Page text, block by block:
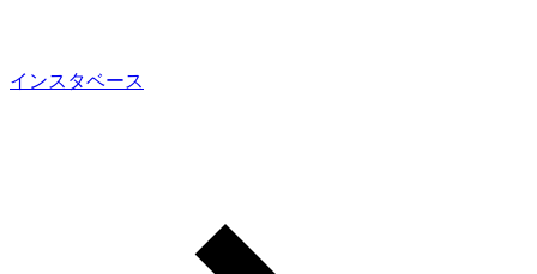
インスタベース